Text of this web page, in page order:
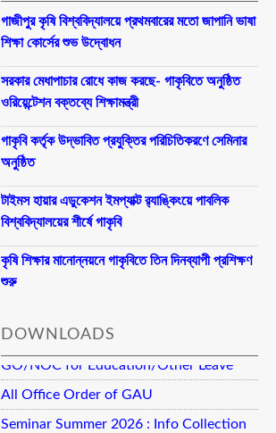
গাজীপুর কৃষি বিশ্ববিদ্যালয়ে প্রথমবারের মতো জাপানি ভাষা
শিক্ষা কোর্সের শুভ উদ্বোধন
সরকার মেধাপাচার রোধে কাজ করছে- গাকৃবিতে অনুষ্ঠিত
ওরিয়েন্টেশন বক্তব্যে শিক্ষামন্ত্রী
গাকৃবি কর্তৃক উদ্ভাবিত প্রযুক্তির পরিচিতিকরণে সেমিনার
অনুষ্ঠিত
টাইমস হায়ার এডুকেশন ইমপ্যাক্ট র‍্যাঙ্কিংয়ে পাবলিক
বিশ্ববিদ্যালয়ের শীর্ষে গাকৃবি
কৃষি শিক্ষার মানোন্নয়নে গাকৃবিতে তিন দিনব্যাপী প্রশিক্ষণ
শুরু
DOWNLOADS
GO/NOC for Education/Other Leave
All Office Order of GAU
Seminar Summer 2026 : Info Collection